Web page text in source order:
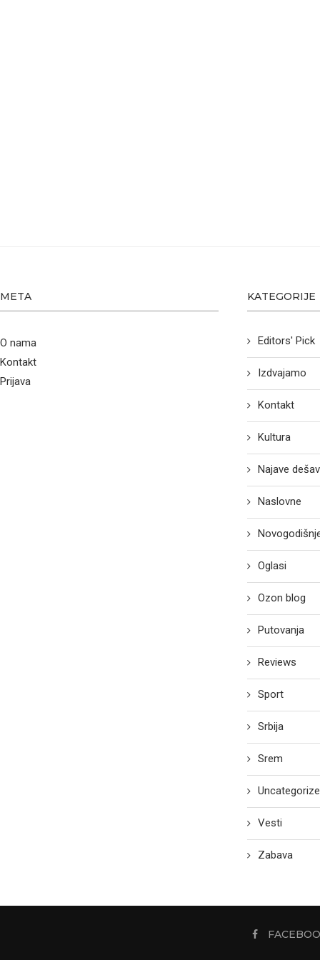
META
O nama
Kontakt
Prijava
KATEGORIJE
Editors' Pick
Izdvajamo
Kontakt
Kultura
Najave
Naslovne
Oglasi
Ozon blog
Putovanja
Reviews
Sport
Srbija
Srem
Vesti
Zabava